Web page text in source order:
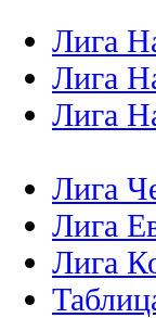
Лига
Лига
Лига
Лига
Лига
Лига